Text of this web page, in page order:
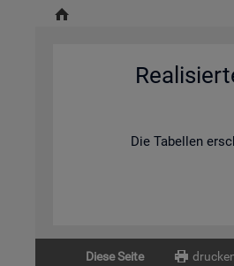
Die Ta­bel­len
Diese Seite